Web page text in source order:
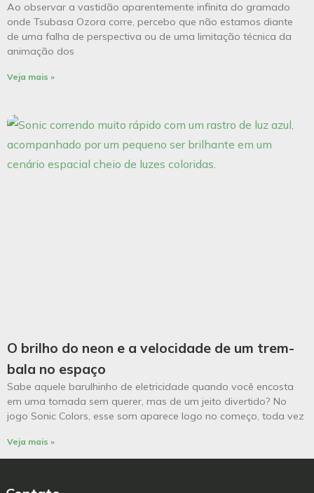
Ao observar a vastidão aparentemente infinita do gramado
onde Tsubasa Ozora corre, percebo que não estamos diante
de uma falha de perspectiva ou de uma limitação técnica da
animação dos
Veja mais »
O brilho do neon e a velocidade de um trem-
bala no espaço
Sabe aquele barulhinho de eletricidade quando você encosta
em uma tomada sem querer, mas de um jeito divertido? No
jogo Sonic Colors, esse som aparece logo no começo, toda vez
Veja mais »